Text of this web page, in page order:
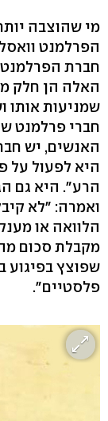
מי שהוצבה
הפרלמנט
חברת
האלה הן חלק
שמניעות אותו
חברי פרלמנט
האנשים, יש
היא לפעול על
הרע". היא גם
ואמרה: "לא
הלוואה או
מקבלת סכום
שפוצץ בפיגוע
פלסטיים".